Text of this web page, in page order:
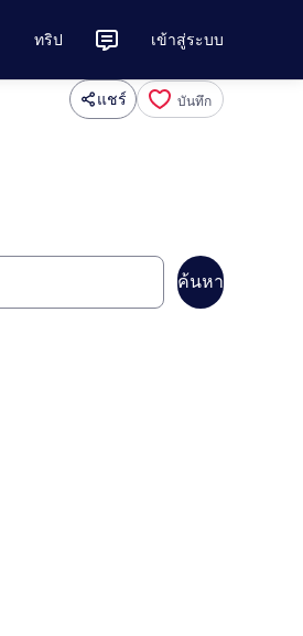
ทริป เข้าสู่ระบบ
แชร์ บันทึก
ค้นหา